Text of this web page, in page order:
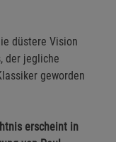
düstere Vision
der jegliche
geworden
erscheint in